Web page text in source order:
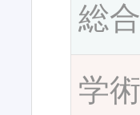
総
学